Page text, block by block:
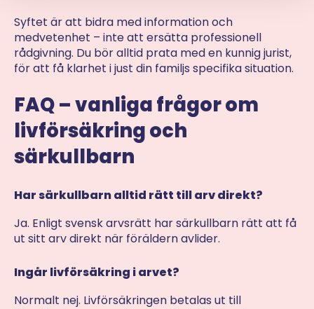
Syftet är att bidra med information och
medvetenhet – inte att ersätta professionell
rådgivning. Du bör alltid prata med en kunnig jurist,
för att få klarhet i just din familjs specifika situation.
FAQ – vanliga frågor om
livförsäkring och
särkullbarn
Har särkullbarn alltid rätt till arv direkt?
Ja. Enligt svensk arvsrätt har särkullbarn rätt att få
ut sitt arv direkt när föräldern avlider.
Ingår livförsäkring i arvet?
Normalt nej. Livförsäkringen betalas ut till